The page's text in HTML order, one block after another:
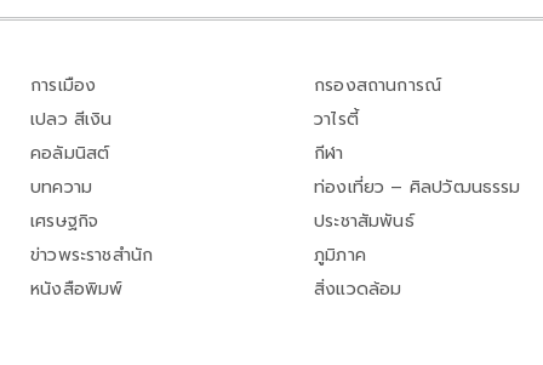
การเมือง
เปลว สีเงิน
คอลัมนิสต์
บทความ
เศรษฐกิจ
ข่าวพระราชสำนัก
หนังสือพิมพ์
กรองสถานการณ์
วาไรตี้
กีฬา
ท่องเที่ยว – ศิลปวัฒนธรรม
ประชาสัมพันธ์
ภูมิภาค
สิ่งแวดล้อม